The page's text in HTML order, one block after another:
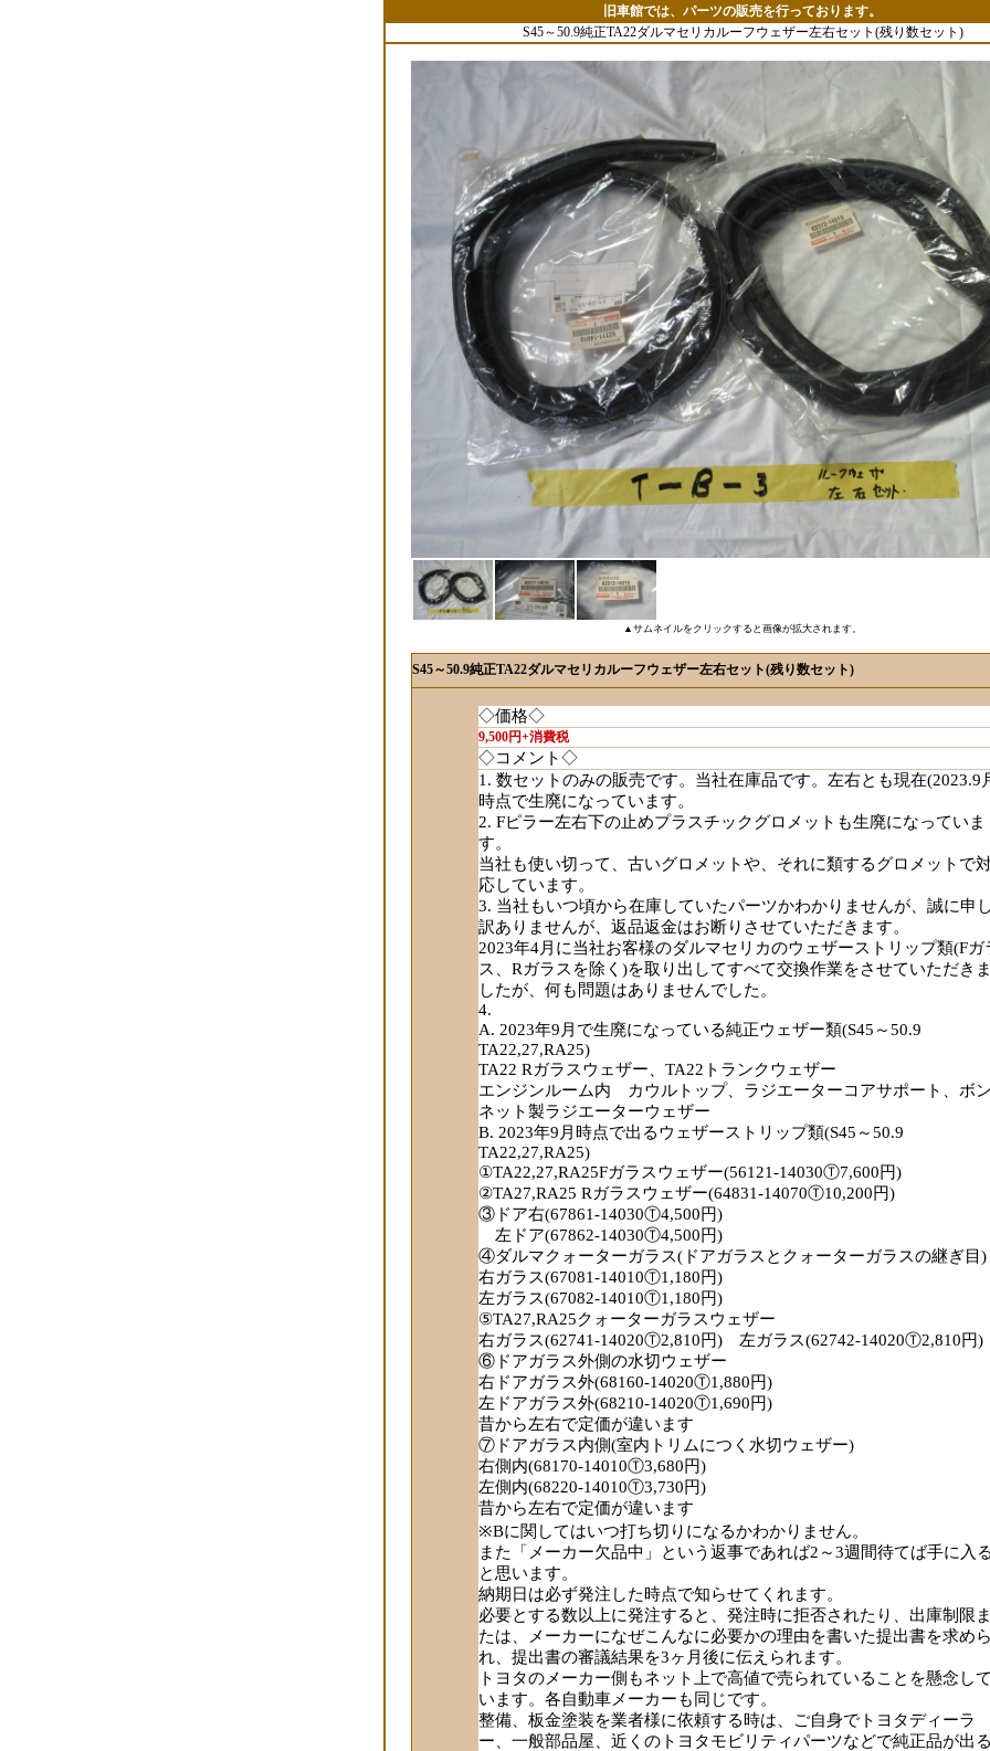
旧車館では、パーツの販売を行っております。
S45～50.9純正TA22ダルマセリカルーフウェザー左右セット(残り数セット)
▲サムネイルをクリックすると画像が拡大されます。
S45～50.9純正TA22ダルマセリカルーフウェザー左右セット(残り数セット)
◇価格◇
9,500円+消費税
◇コメント◇
数セットのみの販売です。当社在庫品です。左右とも現在(2023.9
時点で生廃になっています。
Fピラー左右下の止めプラスチックグロメットも生廃になっていま
す。
当社も使い切って、古いグロメットや、それに類するグロメットで
応しています。
当社もいつ頃から在庫していたパーツかわかりませんが、誠に申
訳ありませんが、返品返金はお断りさせていただきます。
2023年4月に当社お客様のダルマセリカのウェザーストリップ類(Fガ
ス、Rガラスを除く)を取り出してすべて交換作業をさせていただき
したが、何も問題はありませんでした。
2023年9月で生廃になっている純正ウェザー類(S45～50.9
TA22,27,RA25)
TA22 Rガラスウェザー、TA22トランクウェザー
エンジンルーム内 カウルトップ、ラジエーターコアサポート、ボ
ネット製ラジエーターウェザー
2023年9月時点で出るウェザーストリップ類(S45～50.9
TA22,27,RA25)
①TA22,27,RA25Fガラスウェザー(56121-14030Ⓣ7,600円)
②TA27,RA25 Rガラスウェザー(64831-14070Ⓣ10,200円)
③ ドア右(67861-14030Ⓣ4,500円)
左ドア(67862-14030Ⓣ4,500円)
④ダルマクォーターガラス(ドアガラスとクォーターガラスの継ぎ目)
右ガラス(67081-14010Ⓣ1,180円)
左ガラス(67082-14010Ⓣ1,180円)
⑤TA27,RA25クォーターガラスウェザー
右ガラス(62741-14020Ⓣ2,810円) 左ガラス(62742-14020Ⓣ2,810円)
⑥ ドアガラス外側の水切ウェザー
右ドアガラス外(68160-14020Ⓣ1,880円)
左ドアガラス外(68210-14020Ⓣ1,690円)
昔から左右で定価が違います
⑦ ドアガラス内側(室内トリムにつく水切ウェザー)
右側内(68170-14010Ⓣ3,680円)
左側内(68220-14010Ⓣ3,730円)
昔から左右で定価が違います
※Bに関してはいつ打ち切りになるかわかりません。
また「メーカー欠品中」という返事であれば2～3週間待てば手に入
と思います。
納期日は必ず発注した時点で知らせてくれます。
必要とする数以上に発注すると、発注時に拒否されたり、出庫制限
たは、メーカーになぜこんなに必要かの理由を書いた提出書を求め
れ、提出書の審議結果を3ヶ月後に伝えられます。
トヨタのメーカー側もネット上で高値で売られていることを懸念し
います。各自動車メーカーも同じです。
整備、板金塗装を業者様に依頼する時は、ご自身でトヨタディーラ
ー、一般部品屋、近くのトヨタモビリティパーツなどで純正品が出